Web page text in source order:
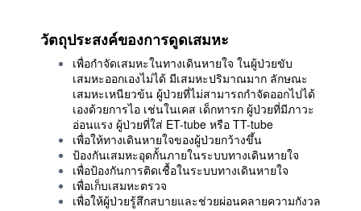
วัตถุประสงค์ของการดูดเสมหะ
เพื่อกำจัดเสมหะในทางเดินหายใจ ในผู้ป่วยขับ
เสมหะออกเองไม่ได้ มีเสมหะปริมาณมาก ลักษณะ
เสมหะเหนียวข้น ผู้ป่วยที่ไม่สามารถกำจัดออกไปได้
เองด้วยการไอ เช่นในเคส เด็กทารก ผู้ป่วยที่มีภาวะ
อ่อนแรง ผู้ป่วยที่ใส่ ET-tube หรือ TT-tube
เพื่อให้ทางเดินหายใจของผู้ป่วยกว้างขึ้น
ป้องกันเสมหะอุดกั้นภายในระบบทางเดินหายใจ
เพื่อป้องกันการติดเชื้อในระบบทางเดินหายใจ
เพื่อเก็บเสมหะตรวจ
เพื่อให้ผู้ป่วยรู้สึกสบายและช่วยผ่อนคลายความกังวล